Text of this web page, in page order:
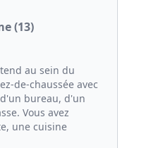
(13)
au sein du
de-chaussée avec
bureau, d'un
Vous avez
une cuisine